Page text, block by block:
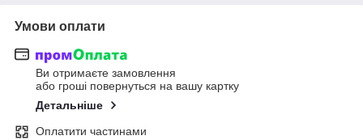
Умови оплати
Ви отримаєте замовлення
або гроші повернуться на вашу картку
Детальніше
Оплатити частинами